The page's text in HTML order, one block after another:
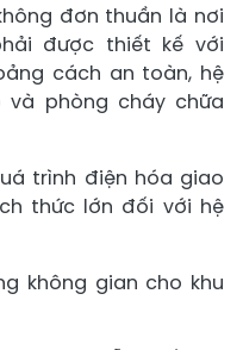
đơn thuần là nơi
được thiết kế với
cách an toàn, hệ
phòng cháy chữa
trình điện hóa giao
thức lớn đối với hệ
không gian cho khu